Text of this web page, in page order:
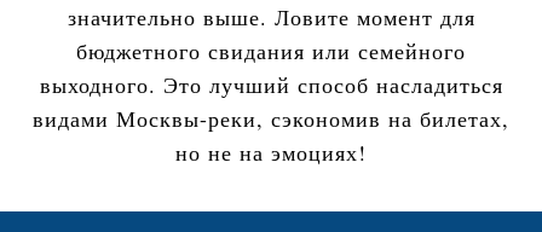
значительно выше. Ловите момент для
бюджетного свидания или семейного
выходного. Это лучший способ насладиться
видами Москвы-реки, сэкономив на билетах,
но не на эмоциях!